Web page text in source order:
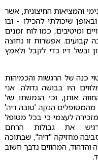
והמציאות החיצונית, אשר
שיכולתי להכילו - ובו
ומיטיבים, כמו לוח זמנים
קבועים. אפשרות זו נחוצה
ובשל דיו כדי לקבל ולאמץ
כנה של הרגשות והכמיהות
היו בבושה גדולה. אני
אותן, וכי הגמשתו של
הנקה 'טובה דיה'
לעצמי כי בכל מטופל
את גבולות הרחם
מחזיקה "דיה", שבתוכה
והדהוד, המהווים נדבך חשוב